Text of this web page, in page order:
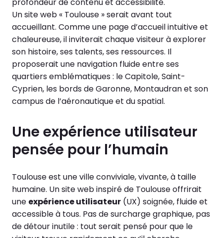
Un site web « Toulouse » serait avant tout
accueillant. Comme une page d’accueil intuitive et
chaleureuse, il inviterait chaque visiteur à explorer
son histoire, ses talents, ses ressources. Il
proposerait une navigation fluide entre ses
quartiers emblématiques : le Capitole, Saint-
Cyprien, les bords de Garonne, Montaudran et son
campus de l’aéronautique et du spatial.
Une expérience utilisateur
pensée pour l’humain
Toulouse est une ville conviviale, vivante, à taille
humaine. Un site web inspiré de Toulouse offrirait
une expérience utilisateur (UX) soignée, fluide et
accessible à tous. Pas de surcharge graphique, pas
de détour inutile : tout serait pensé pour que le